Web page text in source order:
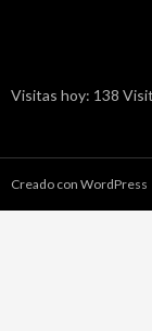
Visitas hoy: 138
Creado con WordPress